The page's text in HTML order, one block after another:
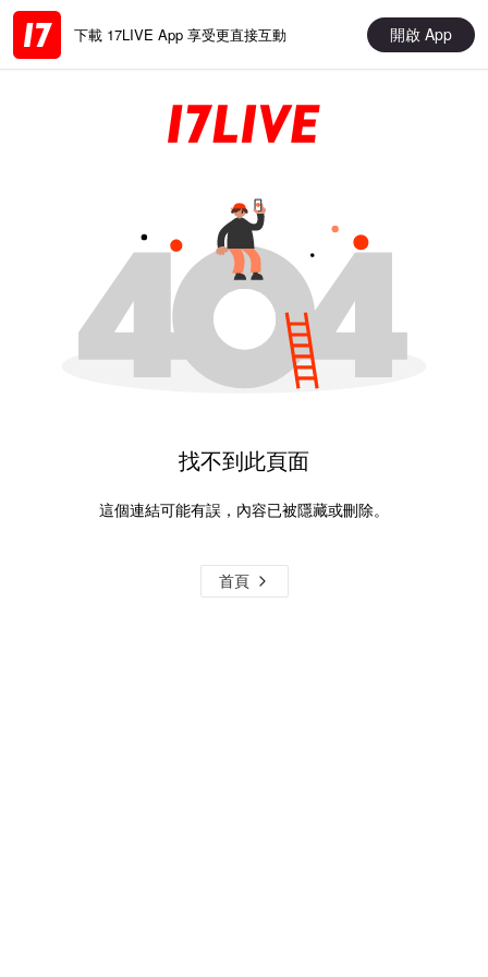
下載 17LIVE App 享受更直接互動 開啟 App
找不到此頁面
這個連結可能有誤，內容已被隱藏或刪除。
首頁